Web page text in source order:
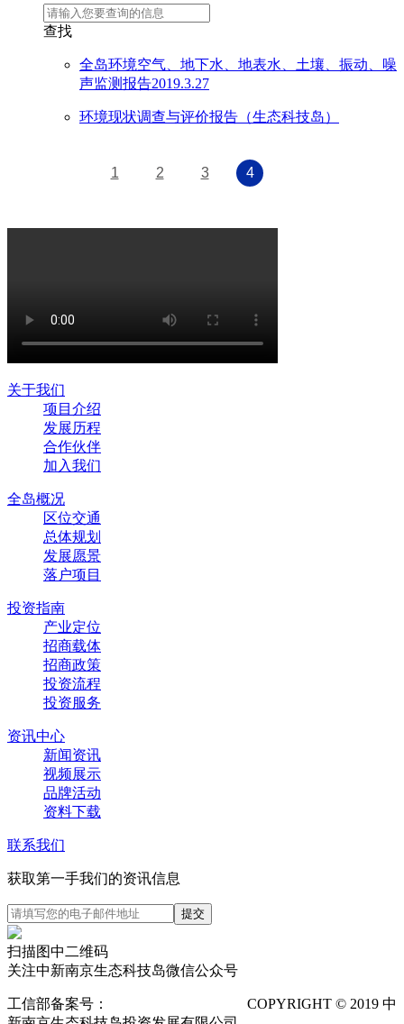
查找
全岛环境空气、地下水、地表水、土壤、振动、噪
声监测报告2019.3.27
环境现状调查与评价报告（生态科技岛）
1 2 3 4
关于我们
项目介绍
发展历程
合作伙伴
加入我们
全岛概况
区位交通
总体规划
发展愿景
落户项目
投资指南
产业定位
招商载体
招商政策
投资流程
投资服务
资讯中心
新闻资讯
视频展示
品牌活动
资料下载
联系我们
获取第一手我们的资讯信息
扫描图中二维码
关注中新南京生态科技岛微信公众号
工信部备案号：
COPYRIGHT © 2019 中